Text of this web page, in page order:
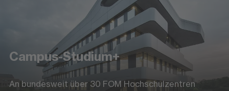
Campus-Studium+
An bundesweit über 30 FOM Hochschulzentren